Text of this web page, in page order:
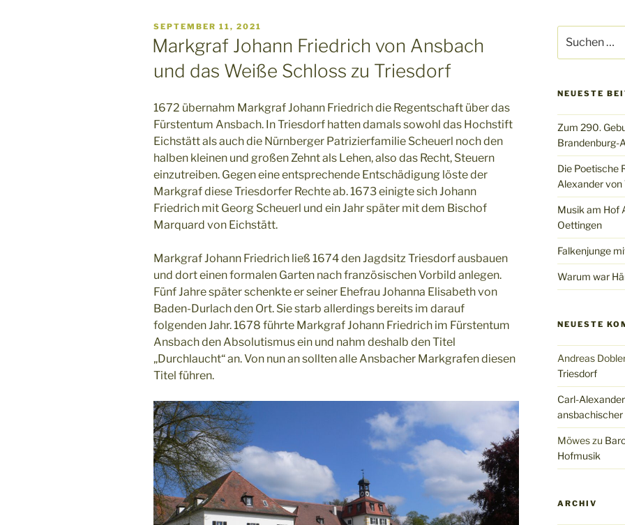
VERÖFFENTLICHT
AM
SEPTEMBER 11, 2021
Markgraf Johann Friedrich von Ansbach
und das Weiße Schloss zu Triesdorf
1672 übernahm Markgraf Johann Friedrich die Regentschaft über das
Fürstentum Ansbach. In Triesdorf hatten damals sowohl das Hochstift
Eichstätt als auch die Nürnberger Patrizierfamilie Scheuerl noch den
halben kleinen und großen Zehnt als Lehen, also das Recht, Steuern
einzutreiben. Gegen eine entsprechende Entschädigung löste der
Markgraf diese Triesdorfer Rechte ab. 1673 einigte sich Johann
Friedrich mit Georg Scheuerl und ein Jahr später mit dem Bischof
Marquard von Eichstätt.
Markgraf Johann Friedrich ließ 1674 den Jagdsitz Triesdorf ausbauen
und dort einen formalen Garten nach französischen Vorbild anlegen.
Fünf Jahre später schenkte er seiner Ehefrau Johanna Elisabeth von
Baden-Durlach den Ort. Sie starb allerdings bereits im darauf
folgenden Jahr. 1678 führte Markgraf Johann Friedrich im Fürstentum
Ansbach den Absolutismus ein und nahm deshalb den Titel
„Durchlaucht“ an. Von nun an sollten alle Ansbacher Markgrafen diesen
Titel führen.
nach:
NEUESTE
Zum 290.
Brandenburg-
Die Poetische
Alexander
Musik am Hof
Oettingen
Falkenjunge
Warum war
NEUESTE
Andreas
Triesdorf
Carl-
Möweszu
Hofmusik
ARCHIV